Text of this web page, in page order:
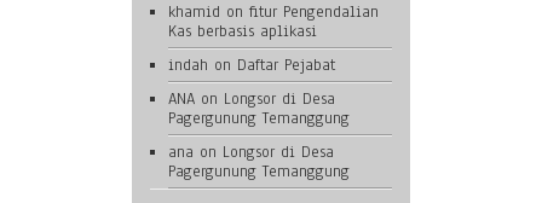
khamid on fitur Pengendalian
Kas berbasis aplikasi
indah on Daftar Pejabat
ANA on Longsor di Desa
Pagergunung Temanggung
ana on Longsor di Desa
Pagergunung Temanggung